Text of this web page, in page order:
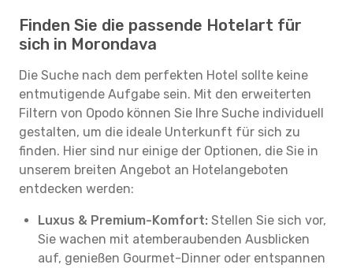
Finden Sie die passende Hotelart für
sich in Morondava
Die Suche nach dem perfekten Hotel sollte keine
entmutigende Aufgabe sein. Mit den erweiterten
Filtern von Opodo können Sie Ihre Suche individuell
gestalten, um die ideale Unterkunft für sich zu
finden. Hier sind nur einige der Optionen, die Sie in
unserem breiten Angebot an Hotelangeboten
entdecken werden:
Luxus & Premium-Komfort: Stellen Sie sich vor,
Sie wachen mit atemberaubenden Ausblicken
auf, genießen Gourmet-Dinner oder entspannen